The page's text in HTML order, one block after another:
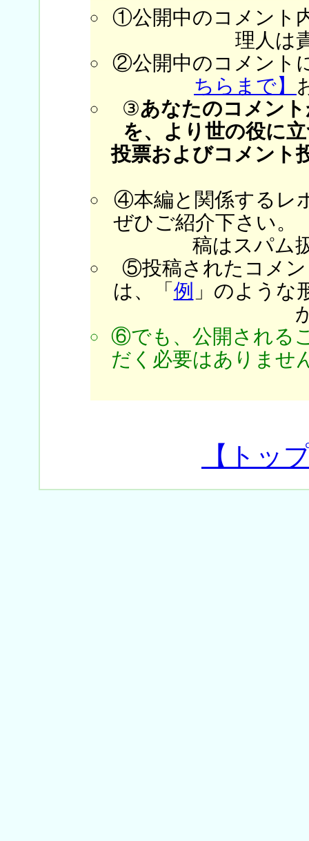
①公開中のコメント
理人は
②公開中のコメント
ちらまで】
③あなたのコメン
を、より世の役に
投票およびコメント
④本編と関係するレ
ぜひご紹介下さい。
稿はスパム
⑤投稿されたコメン
は、「 例 」のような
⑥でも、公開される
だく必要はありませ
【トッ